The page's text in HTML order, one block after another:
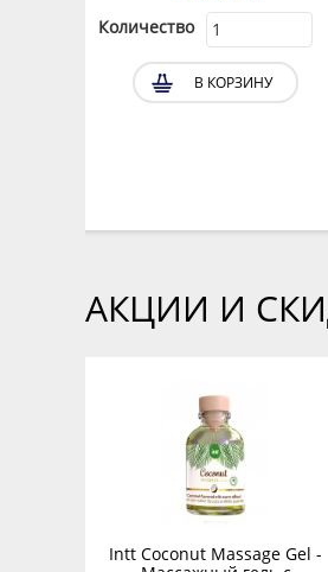
Количество
В КОРЗИНУ
АКЦИИ И
Intt Coconut Massage Gel -